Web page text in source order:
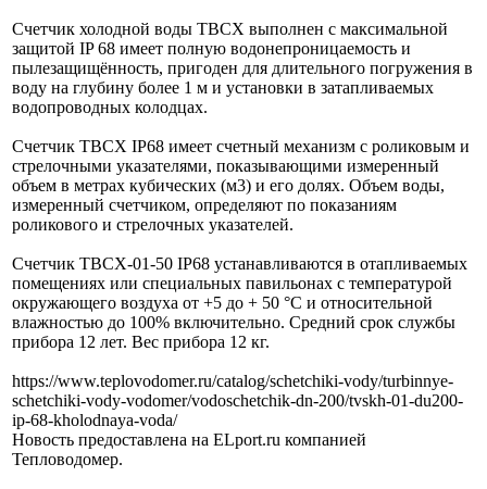
Счетчик холодной воды ТВСХ выполнен с максимальной
защитой IP 68 имеет полную водонепроницаемость и
пылезащищённость, пригоден для длительного погружения в
воду на глубину более 1 м и установки в затапливаемых
водопроводных колодцах.
Счетчик ТВСХ IP68 имеет счетный механизм с роликовым и
стрелочными указателями, показывающими измеренный
объем в метрах кубических (м3) и его долях. Объем воды,
измеренный счетчиком, определяют по показаниям
роликового и стрелочных указателей.
Счетчик ТВСХ-01-50 IP68 устанавливаются в отапливаемых
помещениях или специальных павильонах с температурой
окружающего воздуха от +5 до + 50 °С и относительной
влажностью до 100% включительно. Средний срок службы
прибора 12 лет. Вес прибора 12 кг.
https://www.teplovodomer.ru/catalog/schetchiki-vody/turbinnye-
schetchiki-vody-vodomer/vodoschetchik-dn-200/tvskh-01-du200-
ip-68-kholodnaya-voda/
Новость предоставлена на ELport.ru компанией
Тепловодомер.